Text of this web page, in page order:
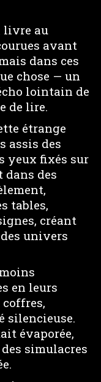
livre au
avant
dans ces
chose — un
lointain de
de lire.
étrange
assis des
yeux fixés sur
dans des
tables,
créant
univers
en leurs
silencieuse.
évaporée,
simulacres